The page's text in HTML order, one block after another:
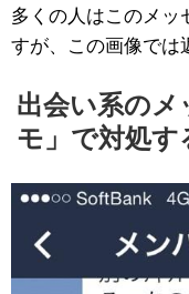
多くの人はこのメッ
すが、この画像では
出会い系のメ
モ」で対処す